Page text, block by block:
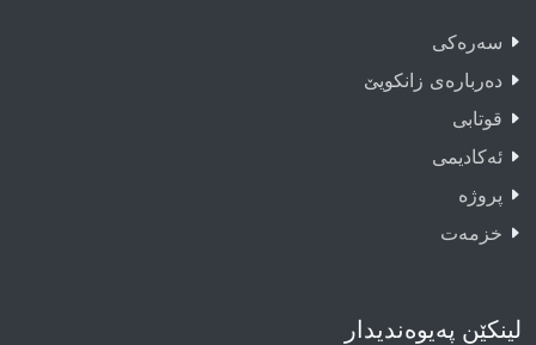
سەرەکى
دەربارەى زانکویێ
قوتابى
ئەکادیمى
پروژە
خزمەت
لینکێن پەیوەندیدار